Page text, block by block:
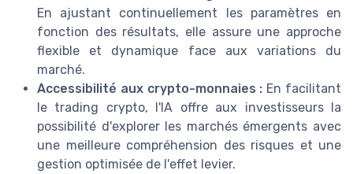
En ajustant continuellement les paramètres en
fonction des résultats, elle assure une approche
flexible et dynamique face aux variations du
marché.
Accessibilité aux crypto-monnaies : En facilitant
le trading crypto, l'IA offre aux investisseurs la
possibilité d'explorer les marchés émergents avec
une meilleure compréhension des risques et une
gestion optimisée de l'effet levier.